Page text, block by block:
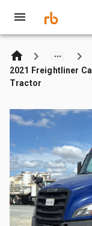
2021 Freightliner
Tractor